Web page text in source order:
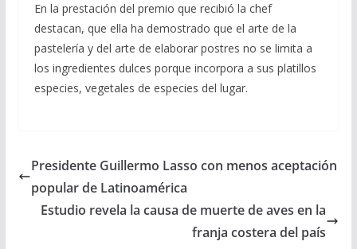
En la prestación del premio que recibió la chef
destacan, que ella ha demostrado que el arte de la
pastelería y del arte de elaborar postres no se limita a
los ingredientes dulces porque incorpora a sus platillos
especies, vegetales de especies del lugar.
Presidente Guillermo Lasso con menos aceptación
popular de Latinoamérica
Estudio revela la causa de muerte de aves en la
franja costera del país